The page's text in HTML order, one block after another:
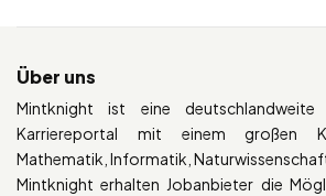
Über uns
Mintknight ist eine
Karriereportal mit einem großen
Mathematik, Informatik,
Mintknight erhalten Jobanbieter die